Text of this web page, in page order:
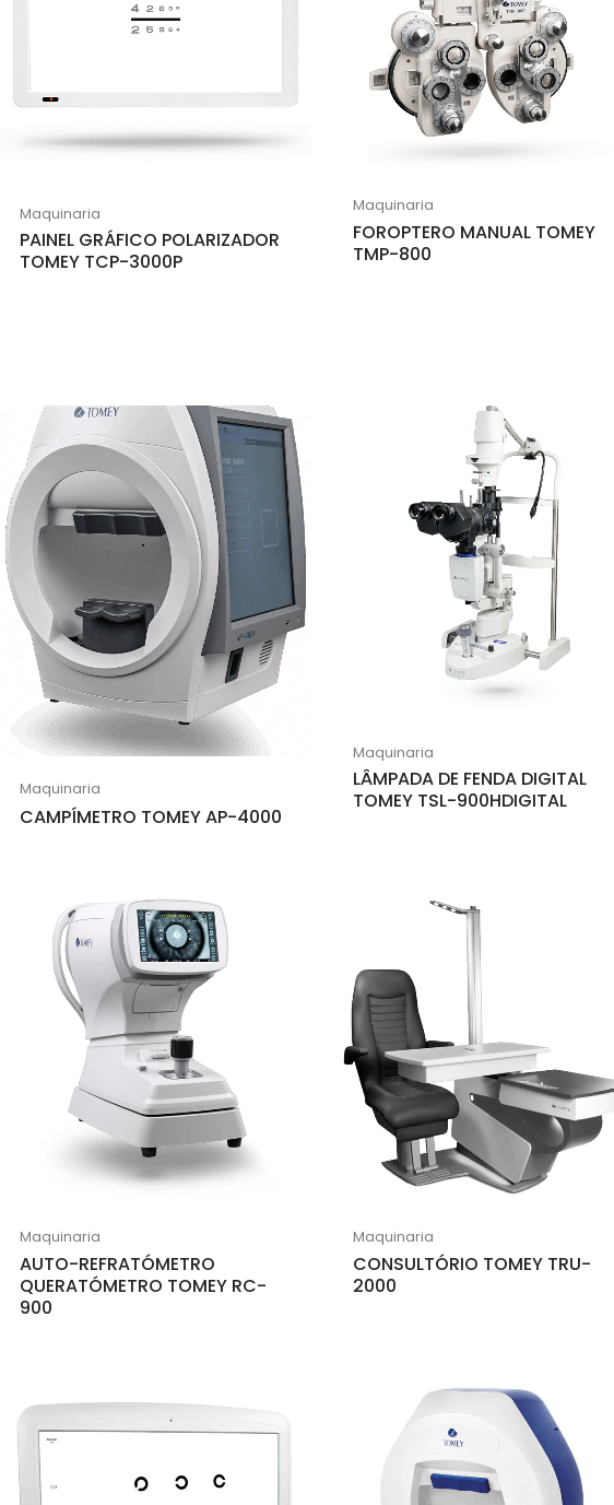
Maquinaria
PAINEL GRÁFICO POLARIZADOR
TOMEY TCP-3000P
Maquinaria
FOROPTERO MANUAL TOMEY
TMP-800
Maquinaria
CAMPÍMETRO TOMEY AP-4000
Maquinaria
LÂMPADA DE FENDA DIGITAL
TOMEY TSL-900HDIGITAL
Maquinaria
AUTO-REFRATÓMETRO
QUERATÓMETRO TOMEY RC-
900
Maquinaria
CONSULTÓRIO TOMEY TRU-
2000